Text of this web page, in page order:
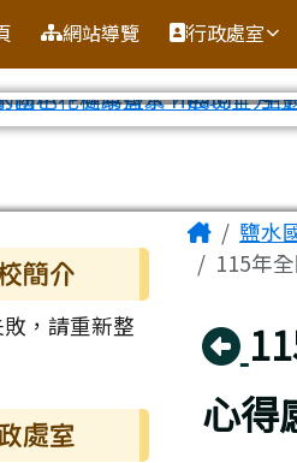
鹽水國小
網站導覽 行政處室
內容
簡介
，請重新整
處室
主內
Home
鹽水
115年
心得